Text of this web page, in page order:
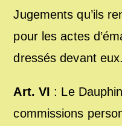
Jugements qu’ils
pour les actes
dressés devant eux.
Art. VI : Le
commissions